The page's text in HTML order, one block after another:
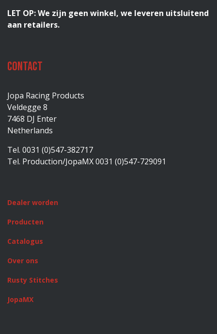
LET OP: We zijn geen winkel, we leveren uitsluitend
aan retailers.
Contact
Jopa Racing Products
Veldegge 8
7468 DJ Enter
Netherlands
Tel. 0031 (0)547-382717
Tel. Production/JopaMX 0031 (0)547-729091
Dealer worden
Producten
Catalogus
Over ons
Rusty Stitches
JopaMX